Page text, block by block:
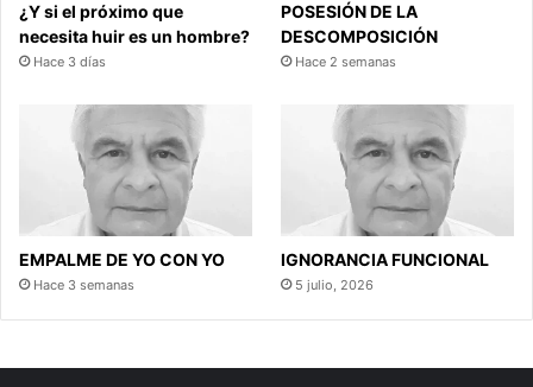
¿Y si el próximo que
necesita huir es un hombre?
Hace 3 días
POSESIÓN DE LA
DESCOMPOSICIÓN
Hace 2 semanas
EMPALME DE YO CON YO
Hace 3 semanas
IGNORANCIA FUNCIONAL
5 julio, 2026